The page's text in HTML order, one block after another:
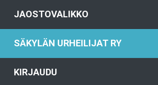
JAOSTOVALIKKO
SÄKYLÄN URHEILIJAT RY
KIRJAUDU